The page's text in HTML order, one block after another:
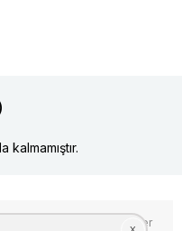
kalmamıştır.
Fiyat Düşünce Haber Ver